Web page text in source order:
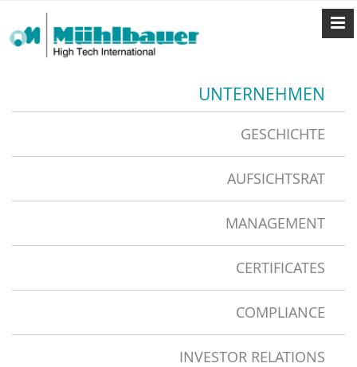
UNTERNEHMEN
GESCHICHTE
AUFSICHTSRAT
MANAGEMENT
CERTIFICATES
COMPLIANCE
INVESTOR RELATIONS